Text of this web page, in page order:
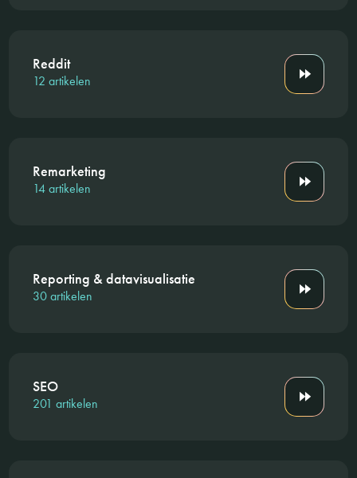
Reddit
12 artikelen
Remarketing
14 artikelen
Reporting & datavisualisatie
30 artikelen
SEO
201 artikelen